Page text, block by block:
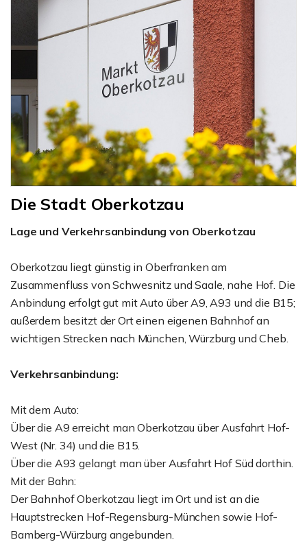
Die Stadt Oberkotzau
Lage und Verkehrsanbindung von Oberkotzau
Oberkotzau liegt günstig in Oberfranken am
Zusammenfluss von Schwesnitz und Saale, nahe Hof. Die
Anbindung erfolgt gut mit Auto über A9, A93 und die B15;
außerdem besitzt der Ort einen eigenen Bahnhof an
wichtigen Strecken nach München, Würzburg und Cheb.
Verkehrsanbindung:
Mit dem Auto:
Über die A9 erreicht man Oberkotzau über Ausfahrt Hof-
West (Nr. 34) und die B15.
Über die A93 gelangt man über Ausfahrt Hof Süd dorthin.
Mit der Bahn:
Der Bahnhof Oberkotzau liegt im Ort und ist an die
Hauptstrecken Hof-Regensburg-München sowie Hof-
Bamberg-Würzburg angebunden.